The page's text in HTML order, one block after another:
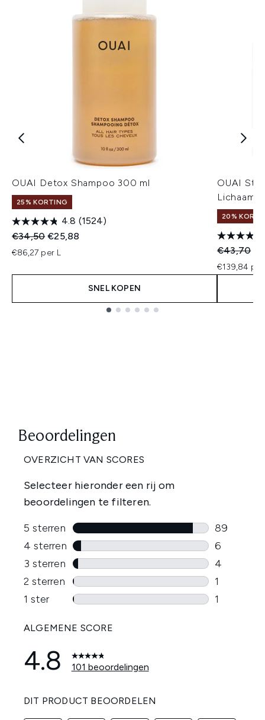
OUAI Detox Shampoo 300 ml
25% KORTING
4.8 (1524)
Recommended Retail Price:
€34,50Huidige prijs:
€25,88
€86,27 per L
SNEL KOPEN
OUAI St.
20%
€43,70
€139,84 per